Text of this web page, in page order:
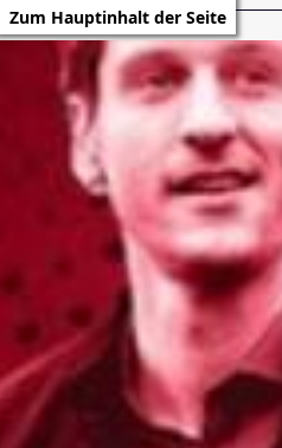
Zum Hauptinhalt der Seite